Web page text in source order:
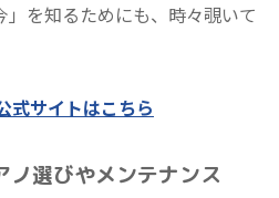
」を知るためにも、時々覗いて
式サイトはこちら
ノ選びやメンテナンス